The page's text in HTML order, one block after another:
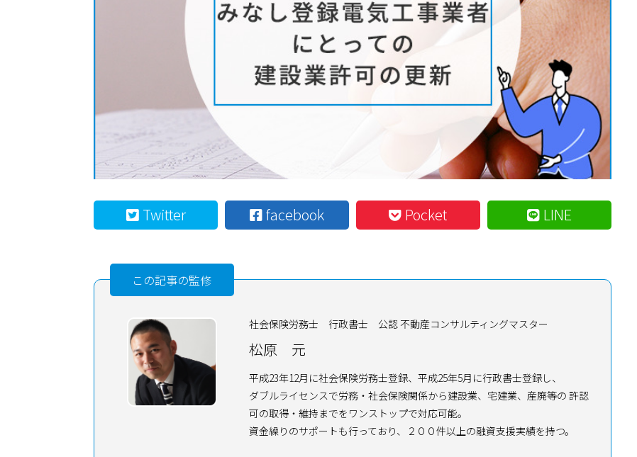
Twitter facebook Pocket LINE
この記事の監修
社会保険労務士 行政書士 公認 不動産コンサルティングマスター
松原 元
平成23年12月に社会保険労務士登録、平成25年5月に行政書士登録し、
ダブルライセンスで労務・社会保険関係から建設業、宅建業、産廃等の 許認
可の取得・維持までをワンストップで対応可能。
資金繰りのサポートも行っており、２００件以上の融資支援実績を持つ。